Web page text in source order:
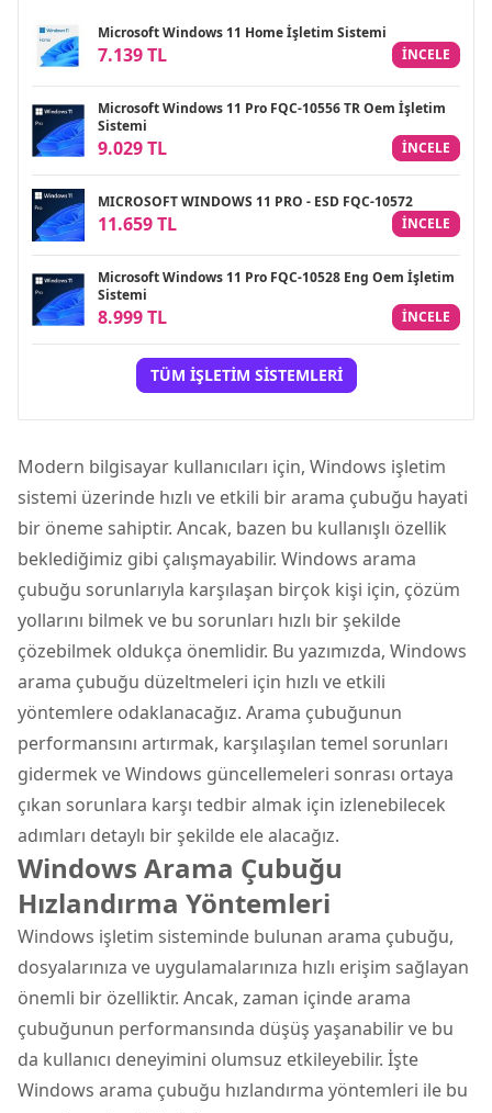
Microsoft Windows 11 Home İşletim Sistemi
7.139 TL INCELE
Microsoft Windows 11 Pro FQC-10556 TR Oem İşletim
Sistemi
9.029 TL INCELE
MICROSOFT WINDOWS 11 PRO - ESD FQC-10572
11.659 TL INCELE
Microsoft Windows 11 Pro FQC-10528 Eng Oem İşletim
Sistemi
8.999 TL INCELE
TÜM İŞLETIM SISTEMLERI
Modern bilgisayar kullanıcıları için, Windows işletim
sistemi üzerinde hızlı ve etkili bir arama çubuğu hayati
bir öneme sahiptir. Ancak, bazen bu kullanışlı özellik
beklediğimiz gibi çalışmayabilir. Windows arama
çubuğu sorunlarıyla karşılaşan birçok kişi için, çözüm
yollarını bilmek ve bu sorunları hızlı bir şekilde
çözebilmek oldukça önemlidir. Bu yazımızda, Windows
arama çubuğu düzeltmeleri için hızlı ve etkili
yöntemlere odaklanacağız. Arama çubuğunun
performansını artırmak, karşılaşılan temel sorunları
gidermek ve Windows güncellemeleri sonrası ortaya
çıkan sorunlara karşı tedbir almak için izlenebilecek
adımları detaylı bir şekilde ele alacağız.
Windows Arama Çubuğu
Hızlandırma Yöntemleri
Windows işletim sisteminde bulunan arama çubuğu,
dosyalarınıza ve uygulamalarınıza hızlı erişim sağlayan
önemli bir özelliktir. Ancak, zaman içinde arama
çubuğunun performansında düşüş yaşanabilir ve bu
da kullanıcı deneyimini olumsuz etkileyebilir. İşte
Windows arama çubuğu hızlandırma yöntemleri ile bu